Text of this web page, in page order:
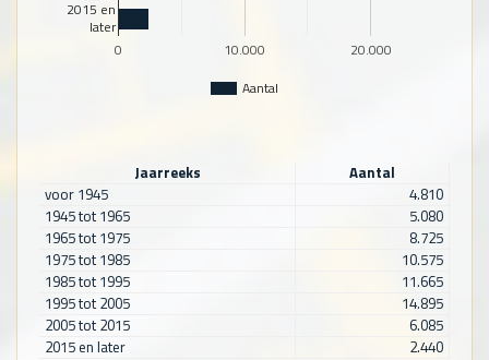
Aantal
0 10.000 20.000
2015 en
later
Jaarreeks
Aantal
voor 1945
4.810
1945 tot 1965
5.080
1965 tot 1975
8.725
1975 tot 1985
10.575
1985 tot 1995
11.665
1995 tot 2005
14.895
2005 tot 2015
6.085
2015 en later
2.440